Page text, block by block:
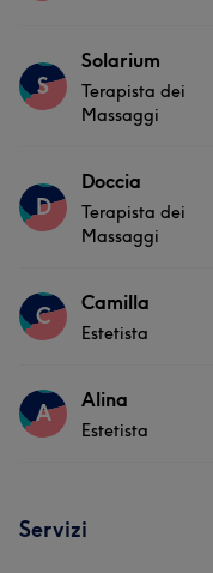
Depilazione
Servizi
Corpo
S
Solarium
Terapista dei
Massaggi
Servizi
Corpo
D
Doccia
Terapista dei
Massaggi
Servizi
C Camilla
Estetista
Servizi
A Alina
Estetista
Servizi